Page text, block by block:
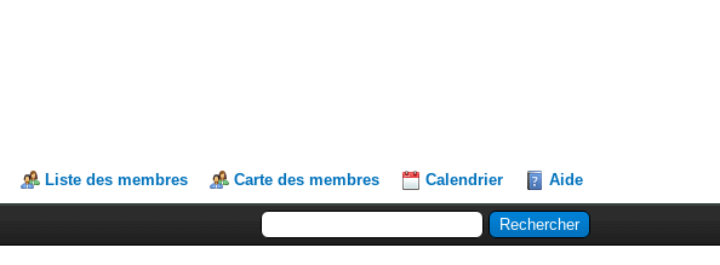
Liste des membres Carte des membres Calendrier Aide